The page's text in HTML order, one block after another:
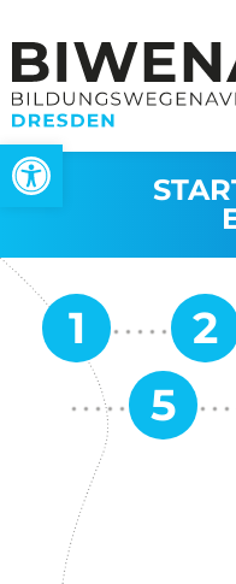
Werkzeugleiste öffnen